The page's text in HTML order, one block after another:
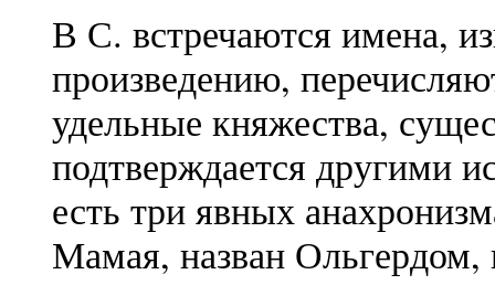
В С. встречаются имена,
произведению,
удельные княжества,
подтверждается другими
есть три явных
Мамая, назван